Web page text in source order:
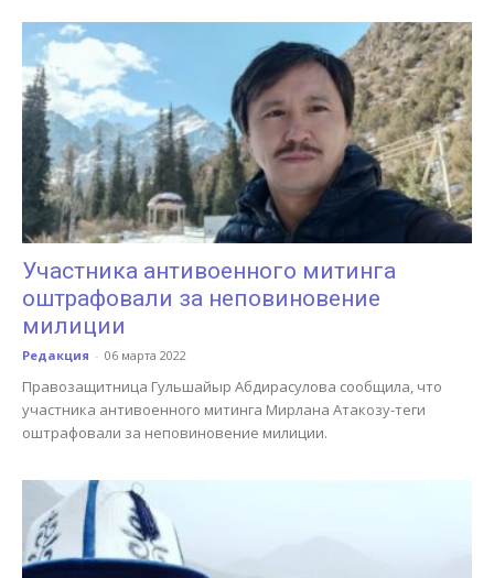
Участника антивоенного митинга
оштрафовали за неповиновение
милиции
Редакция - 06 марта 2022
Правозащитница Гульшайыр Абдирасулова сообщила, что
участника антивоенного митинга Мирлана Атакозу-теги
оштрафовали за неповиновение милиции.